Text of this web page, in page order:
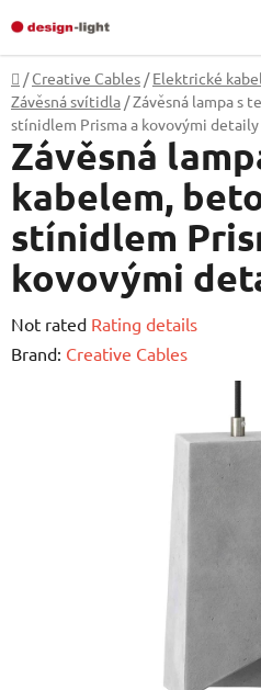
to
content
Home
/ Creative Cables / Elektrické
Závěsná svítidla /Závěsná lampa s
stínidlem Prisma a kovovými detaily
Závěsná
kabelem,
stínidlem
kovovými
The
average
Not rated Rating details
Brand: Creative Cables